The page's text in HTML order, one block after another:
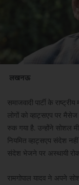
लखनऊ
समाजवादी पार्टी के
लोगों को व्हाट्सएप पर
रुक गया है. उन्होंने सोशल
नियमित व्हाट्सएप संदेश
संदेश भेजने पर अस्थायी रोक
रामगोपाल यादव ने अपने